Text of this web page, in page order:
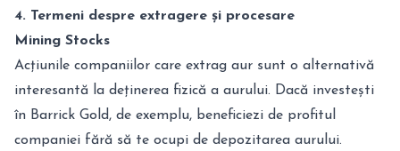
4. Termeni despre extragere și procesare
Mining Stocks
Acțiunile companiilor care extrag aur sunt o alternativă
interesantă la deținerea fizică a aurului. Dacă investești
în Barrick Gold, de exemplu, beneficiezi de profitul
companiei fără să te ocupi de depozitarea aurului.